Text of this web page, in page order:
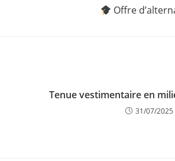
Offre
Tenue vestimentaire en
31/07/2025